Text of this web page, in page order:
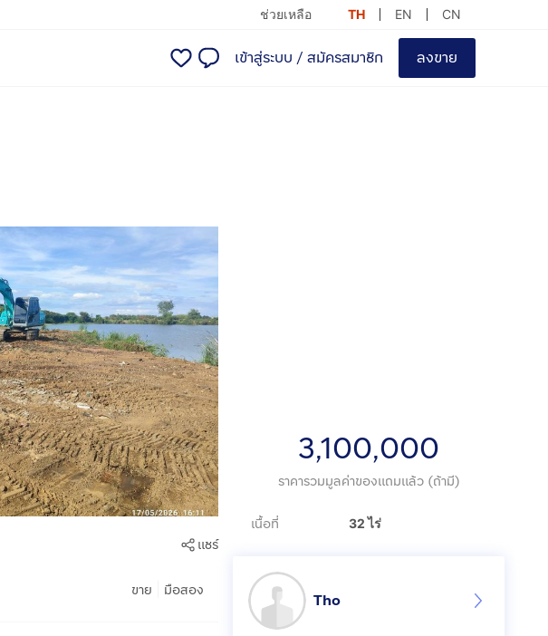
ช่วยเหลือ TH EN CN
เข้าสู่ระบบ / สมัครสมาชิก ลงขาย
แชร์
ขาย มือสอง
3,100,000
ราคารวมมูลค่าของแถมแล้ว (ถ้ามี)
เนื้อที่ 32 ไร่
Tho